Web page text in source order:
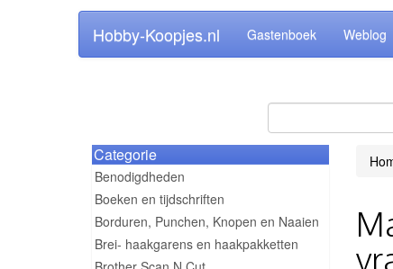
Hobby-Koopjes.nl Gastenboek Weblog
Categorie
Benodigdheden
Boeken en tijdschriften
Borduren, Punchen, Knopen en Naaien
Brei- haakgarens en haakpakketten